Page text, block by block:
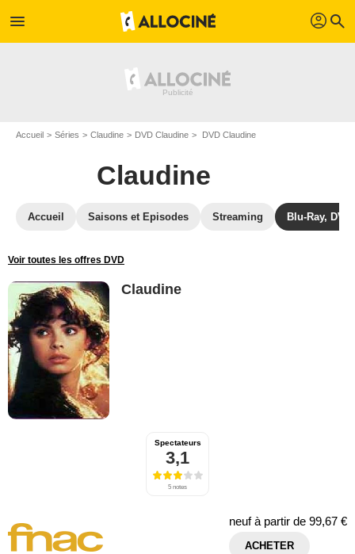
menu profil search
Accueil Séries Claudine DVD Claudine DVD Claudine
Claudine
Accueil Saisons et Episodes Streaming Blu-Ray, DVD
Voir toutes les offres DVD
Claudine
Spectateurs
3,1
5 notes
neuf à partir de 99,67 €
ACHETER